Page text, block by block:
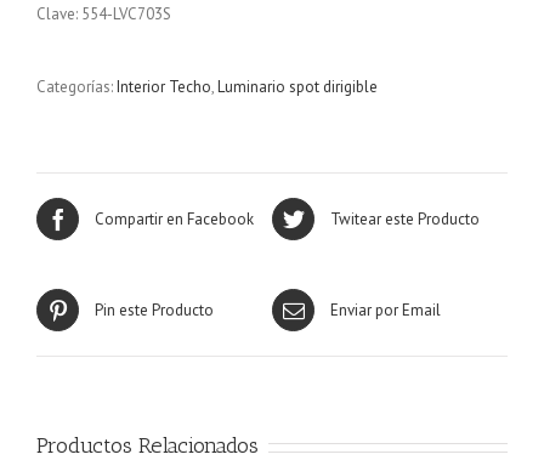
Clave: 554-LVC703S
Categorías:Interior Techo,Luminario spot dirigible
Compartir en Facebook Twitear este Producto
Pin este Producto Enviar por Email
Productos Relacionados